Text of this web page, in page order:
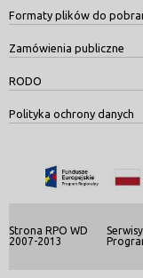
Formaty plików do
Zamówienia publiczne
RODO
Polityka ochrony danych
Strona RPO WD
2007-2013
Serwisy